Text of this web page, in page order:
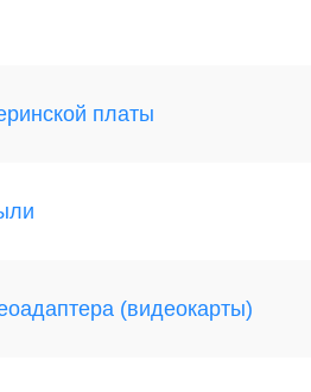
платы
(видеокарты)